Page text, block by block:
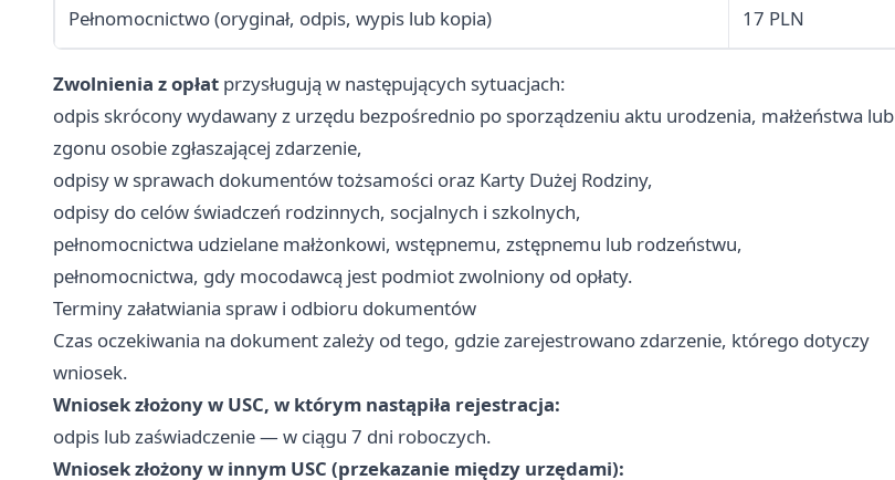
Pełnomocnictwo (oryginał, odpis, wypis lub kopia) 17 PLN
Zwolnienia z opłat przysługują w następujących sytuacjach:
odpis skrócony wydawany z urzędu bezpośrednio po sporządzeniu aktu urodzenia, małżeństwa lub
zgonu osobie zgłaszającej zdarzenie,
odpisy w sprawach dokumentów tożsamości oraz Karty Dużej Rodziny,
odpisy do celów świadczeń rodzinnych, socjalnych i szkolnych,
pełnomocnictwa udzielane małżonkowi, wstępnemu, zstępnemu lub rodzeństwu,
pełnomocnictwa, gdy mocodawcą jest podmiot zwolniony od opłaty.
Terminy załatwiania spraw i odbioru dokumentów
Czas oczekiwania na dokument zależy od tego, gdzie zarejestrowano zdarzenie, którego dotyczy
wniosek.
Wniosek złożony w USC, w którym nastąpiła rejestracja:
odpis lub zaświadczenie — w ciągu 7 dni roboczych.
Wniosek złożony w innym USC (przekazanie między urzędami):